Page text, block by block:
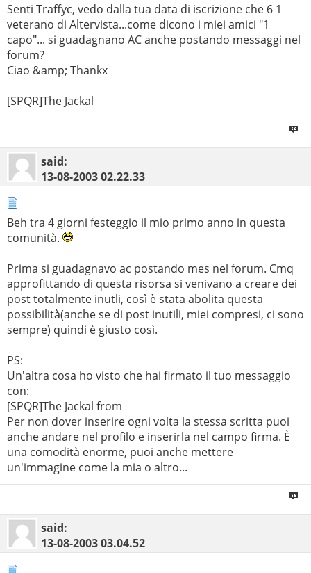
Senti Traffyc, vedo dalla tua data di iscrizione che 6 1
veterano di Altervista...come dicono i miei amici "1
capo"... si guadagnano AC anche postando messaggi nel
forum?
Ciao &amp; Thankx
[SPQR]The Jackal
said:
13-08-200302.22.33
Beh tra 4 giorni festeggio il mio primo anno in questa
comunità.
Prima si guadagnavo ac postando mes nel forum. Cmq
approfittando di questa risorsa si venivano a creare dei
post totalmente inutli, così è stata abolita questa
possibilità(anche se di post inutili, miei compresi, ci sono
sempre) quindi è giusto così.
PS:
Un'altra cosa ho visto che hai firmato il tuo messaggio
con:
[SPQR]The Jackal from
Per non dover inserire ogni volta la stessa scritta puoi
anche andare nel profilo e inserirla nel campo firma. È
una comodità enorme, puoi anche mettere
un'immagine come la mia o altro...
said:
13-08-200303.04.52